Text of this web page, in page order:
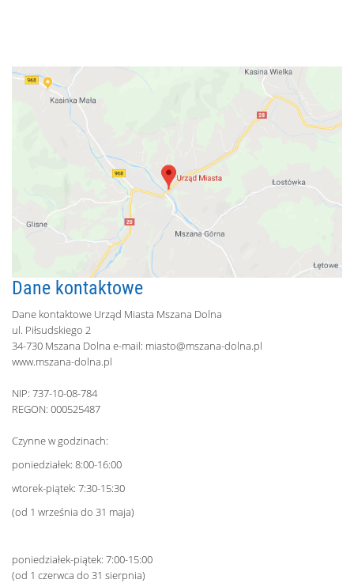
Dane kontaktowe
Dane kontaktowe Urząd Miasta Mszana Dolna
ul. Piłsudskiego 2
34-730 Mszana Dolna e-mail: miasto@mszana-dolna.pl
www.mszana-dolna.pl
NIP: 737-10-08-784
REGON: 000525487
Czynne w godzinach:
poniedziałek: 8:00-16:00
wtorek-piątek: 7:30-15:30
(od 1 września do 31 maja)
poniedziałek-piątek: 7:00-15:00
(od 1 czerwca do 31 sierpnia)